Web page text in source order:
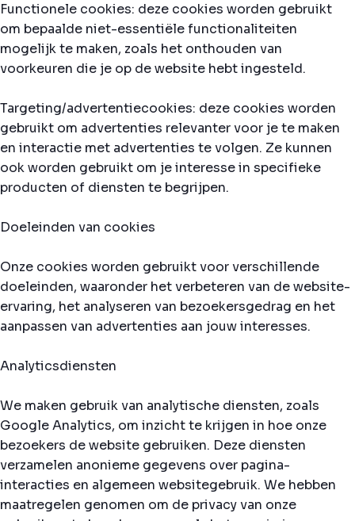
Functionele cookies: deze cookies worden gebruikt
om bepaalde niet-essentiële functionaliteiten
mogelijk te maken, zoals het onthouden van
voorkeuren die je op de website hebt ingesteld.
Targeting/advertentiecookies: deze cookies worden
gebruikt om advertenties relevanter voor je te maken
en interactie met advertenties te volgen. Ze kunnen
ook worden gebruikt om je interesse in specifieke
producten of diensten te begrijpen.
Doeleinden van cookies
Onze cookies worden gebruikt voor verschillende
doeleinden, waaronder het verbeteren van de website-
ervaring, het analyseren van bezoekersgedrag en het
aanpassen van advertenties aan jouw interesses.
Analyticsdiensten
We maken gebruik van analytische diensten, zoals
Google Analytics, om inzicht te krijgen in hoe onze
bezoekers de website gebruiken. Deze diensten
verzamelen anonieme gegevens over pagina-
interacties en algemeen websitegebruik. We hebben
maatregelen genomen om de privacy van onze